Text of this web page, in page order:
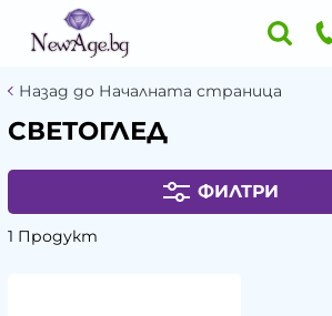
Назад до Началната страница
СВЕТОГЛЕД
ФИЛТРИ
1 Продукт